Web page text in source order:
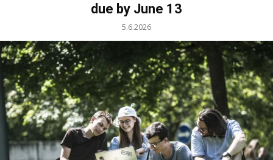
due by June 13
5.6.2026